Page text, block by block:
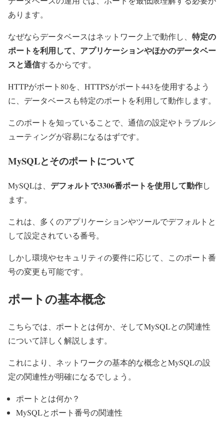
あります。
なぜならデータベースはネットワーク上で動作し、 特定の
ポートを利用して、アプリケーションやほかのデータベー
スと通信するからです。
HTTPがポート80を、HTTPSがポート443を使用するよう
に、データベースも特定のポートを利用して動作します。
このポートを知っていることで、通信の設定やトラブルシ
ューティングが容易になるはずです。
MySQLとそのポートについて
MySQLは、 デフォルトで3306番ポートを使用して動作し
ます。
これは、多くのアプリケーションやツールでデフォルトと
して設定されている番号。
しかし環境やセキュリティの要件に応じて、このポート番
号の変更も可能です。
ポートの基本概念
こちらでは、ポートとは何か、そしてMySQLとの関連性
について詳しく解説します。
これにより、ネットワークの基本的な概念とMySQLの設
定の関連性が明確になるでしょう。
ポートとは何か？
MySQLとポート番号の関連性